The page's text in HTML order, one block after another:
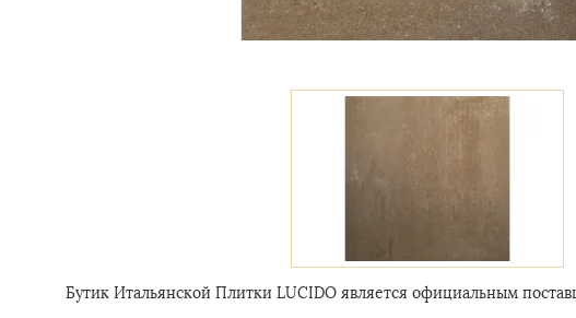
Бутик Итальянской Плитки LUCIDO является официальным